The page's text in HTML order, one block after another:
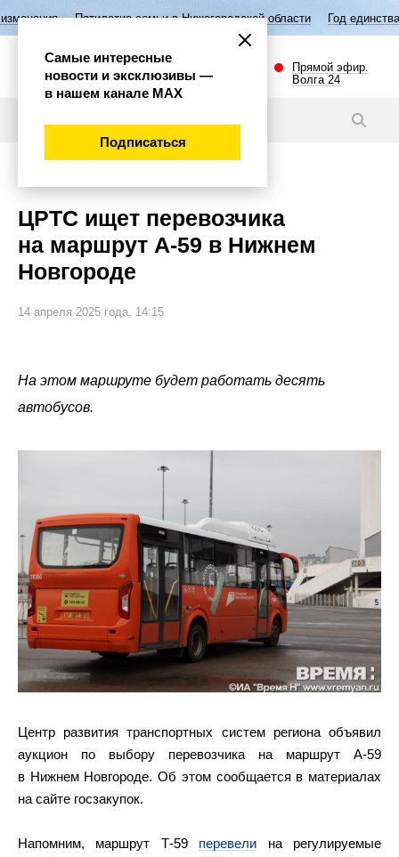
семьи в Нижегородской области Год единства народов России
Прямой эфир.
Волга 24
ЦРТС ищет перевозчика
на маршрут А-59 в Нижнем
Новгороде
14 апреля 2025 года, 14:15
На этом маршруте будет работать десять
автобусов.
Центр развития транспортных систем региона объявил
аукцион по выбору перевозчика на маршрут А-59
в Нижнем Новгороде. Об этом сообщается в материалах
на сайте госзакупок.
Напомним, маршрут Т-59 перевели на регулируемые
Самые интересные
новости и эксклюзивы —
в нашем канале МАХ
Подписаться